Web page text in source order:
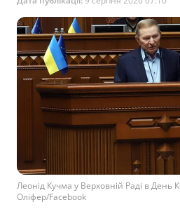
Леонід Кучма у Верховній Раді в День
Оліфер/Facebook